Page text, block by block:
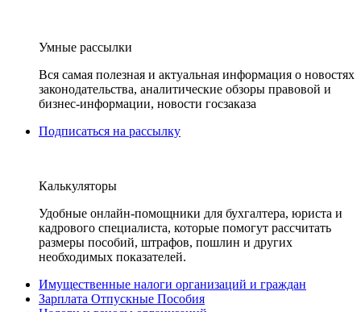
Умные рассылки
Вся самая полезная и актуальная информация о новостях
законодательства, аналитические обзоры правовой и
бизнес-информации, новости госзаказа
Подписаться на рассылку
Калькуляторы
Удобные онлайн-помощники для бухгалтера, юриста и
кадрового специалиста, которые помогут рассчитать
размеры пособий, штрафов, пошлин и других
необходимых показателей.
Имущественные налоги организаций и граждан
Зарплата Отпускные Пособия